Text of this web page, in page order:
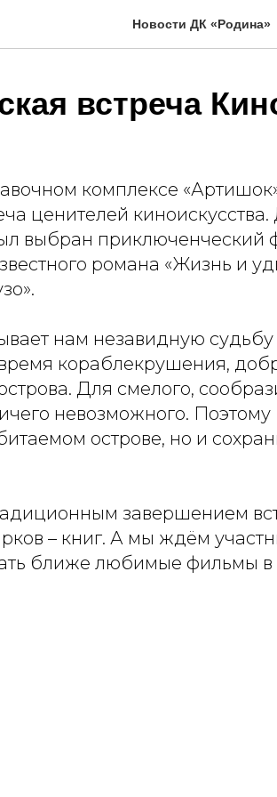
Новости ДК «Родина»
встреча
комплексе
ценителей
выбран приключенческий
романа «Жизнь и
нам незавидную
кораблекрушения,
Для смелого,
невозможного.
острове, но и
завершением
– книг. А мы ждём
ближе любимые фильмы в